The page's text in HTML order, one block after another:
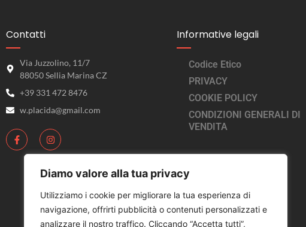
Diamo valore alla tua privacy
Utilizziamo i cookie per migliorare la tua esperienza di
navigazione, offrirti pubblicità o contenuti personalizzati e
analizzare il nostro traffico. Cliccando “Accetta tutti”,
Contatti
Via Juzzolino, 11/7
88050 Sellia Marina CZ
+39 331 472 8476
w.placida@gmail.com
Informative legali
Codice Etico
PRIVACY
COOKIE POLICY
CONDIZIONI GENERALI DI
VENDITA